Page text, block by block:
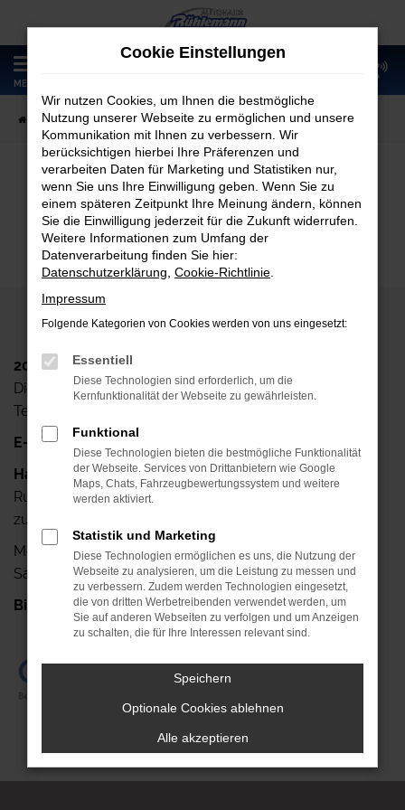
Zum
Hauptinhalt
springen
MENÜ
Startseite Fahrzeugangebote Fahrzeugmarkt
Fahrzeugmarkt
2024 Autohaus Rühlemann GmbH
Dieskaustr. 102, D-04249 Leipzig
Telefax: +49 341-42640-25
E-Mail:
info@autohaus-ruehlemann.de
Haben Sie noch Fragen?
Rufen Sie uns doch einfach an, wir stehen Ihnen gerne
zur Verfügung.
Mo.- Fr.: 7.00 Uhr bis 18.00 Uhr
Sa.: 08.00 Uhr bis 13.00 Uhr
Bis gleich! +49 341-42640-0
Cookie Einstellungen
Wir nutzen Cookies, um Ihnen die bestmögliche
Nutzung unserer Webseite zu ermöglichen und unsere
Kommunikation mit Ihnen zu verbessern. Wir
berücksichtigen hierbei Ihre Präferenzen und
verarbeiten Daten für Marketing und Statistiken nur,
wenn Sie uns Ihre Einwilligung geben. Wenn Sie zu
einem späteren Zeitpunkt Ihre Meinung ändern, können
Sie die Einwilligung jederzeit für die Zukunft widerrufen.
Weitere Informationen zum Umfang der
Datenverarbeitung finden Sie hier:
Datenschutzerklärung Cookie-Richtlinie
Impressum
Folgende Kategorien von Cookies werden von uns eingesetzt:
Essentiell
Diese Technologien sind erforderlich, um die
Kernfunktionalität der Webseite zu gewährleisten.
Funktional
Diese Technologien bieten die bestmögliche Funktionalität
der Webseite. Services von Drittanbietern wie Google
Maps, Chats, Fahrzeugbewertungssystem und weitere
werden aktiviert.
Statistik und Marketing
Diese Technologien ermöglichen es uns, die Nutzung der
Webseite zu analysieren, um die Leistung zu messen und
zu verbessern. Zudem werden Technologien eingesetzt,
die von dritten Werbetreibenden verwendet werden, um
Sie auf anderen Webseiten zu verfolgen und um Anzeigen
zu schalten, die für Ihre Interessen relevant sind.
Speichern
Optionale Cookies ablehnen
Alle akzeptieren